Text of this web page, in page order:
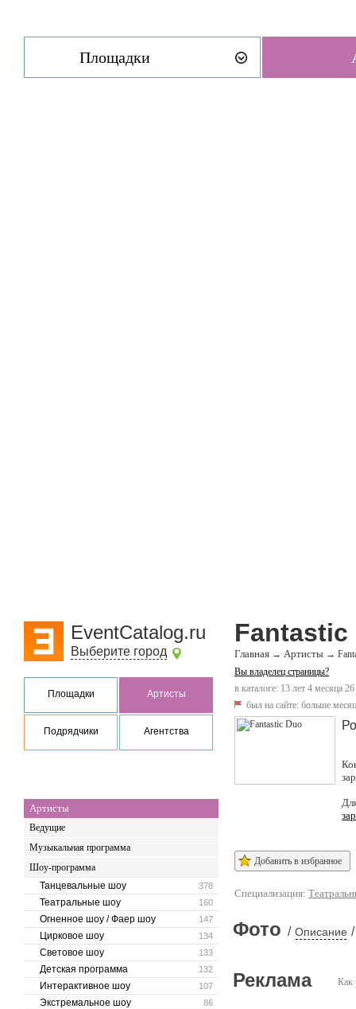
Площадки
EventCatalog.ru
Выберите город
Площадки Артисты
Подрядчики Агентства
Артисты
Ведущие
Музыкальная программа
Шоу-программа
378
Танцевальные шоу
160
Театральные шоу
147
Огненное шоу / Фаер шоу
134
Цирковое шоу
133
Световое шоу
132
Детская программа
107
Интерактивное шоу
86
Экстремальное шоу
Fantastic
Главная → Артисты →
Вы владелец страницы?
в каталоге: 13 лет 4 месяца
был на сайте: больше
Добавить в избранное
Специализация:
Фото / Описание /
Как
Реклама